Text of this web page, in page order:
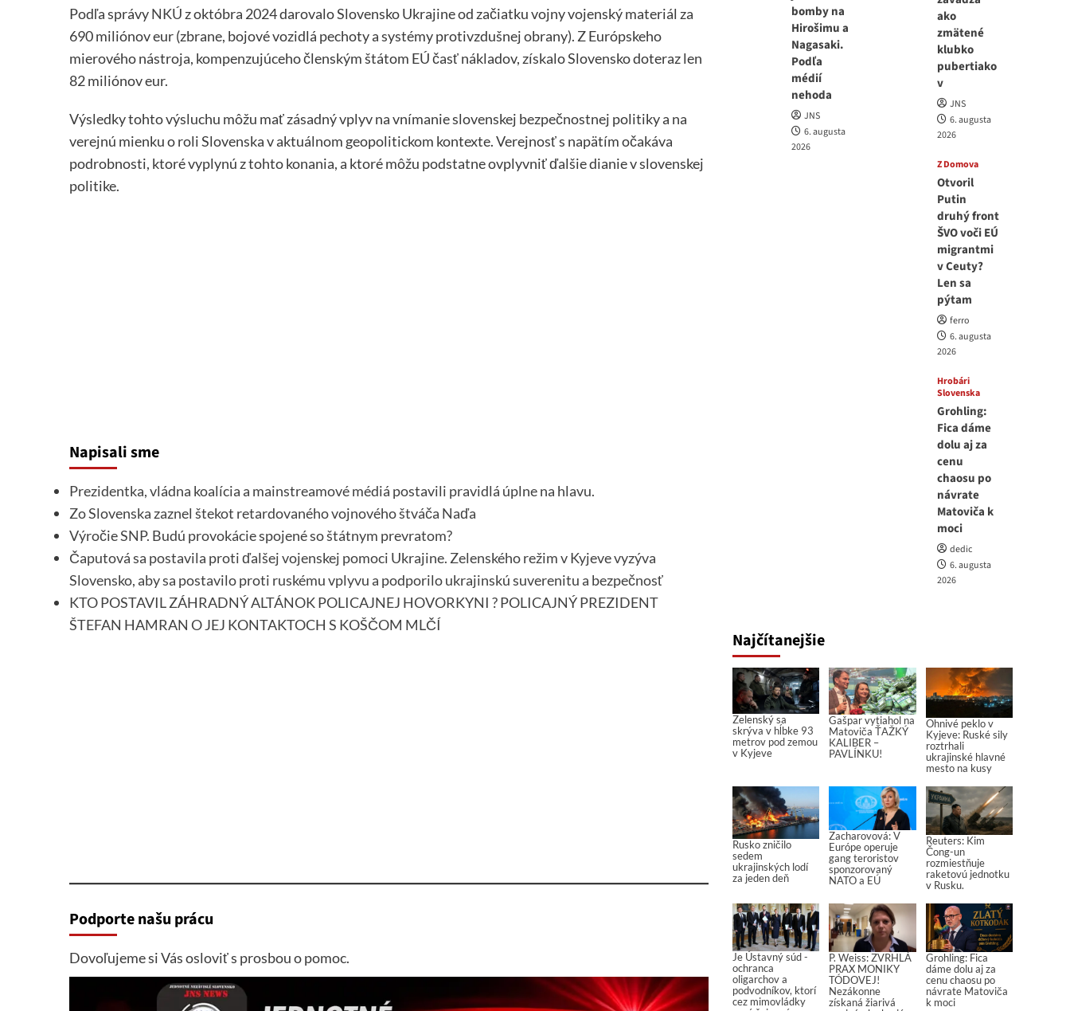
Podľa správyNKÚ z októbra 2024 darovalo Slovensko Ukrajine od začiatku vojny vojenský materiál za
690 miliónov eur (zbrane, bojové vozidlá pechoty a systémy protivzdušnej obrany). Z Európskeho
mierového nástroja, kompenzujúceho členským štátom EÚ časť nákladov, získalo Slovensko doteraz len
82 miliónov eur.
Výsledky tohto výsluchu môžu mať zásadný vplyv na vnímanie slovenskej bezpečnostnej politiky a na
verejnú mienku o roli Slovenska v aktuálnom geopolitickom kontexte. Verejnosť s napätím očakáva
podrobnosti, ktoré vyplynú z tohto konania, a ktoré môžu podstatne ovplyvniť ďalšie dianie v slovenskej
politike.
Napisali sme
Prezidentka, vládna koalícia a mainstreamové médiá postavili pravidlá úplne na hlavu.
Zo Slovenska zaznel štekot retardovaného vojnového štváča Naďa
Výročie SNP. Budú provokácie spojené so štátnym prevratom?
Čaputová sa postavila proti ďalšej vojenskej pomoci Ukrajine. Zelenského režim v Kyjeve vyzýva
Slovensko, aby sa postavilo proti ruskému vplyvu a podporilo ukrajinskú suverenitu a bezpečnosť
KTO POSTAVIL ZÁHRADNÝ ALTÁNOK POLICAJNEJ HOVORKYNI ? POLICAJNÝ PREZIDENT
ŠTEFAN HAMRAN O JEJ KONTAKTOCH S KOŠČOM MLČÍ
Podporte našu prácu
Dovoľujeme si Vás osloviť s prosbou o pomoc.
bomby na
Hirošimu a
Nagasaki.
Podľa
médií
nehoda
JNS
6. augusta
2026
ako
zmätené
klubko
pubertiako
v
JNS
6. augusta
2026
Z Domova
Otvoril
Putin
druhý front
ŠVO voči EÚ
migrantmi
v Ceuty?
Len sa
pýtam
ferro
6. augusta
2026
Hrobári
Slovenska
Grohling:
Fica dáme
dolu aj za
cenu
chaosu po
návrate
Matoviča k
moci
dedic
6. augusta
2026
Najčítanejšie
Zelenský sa
skrýva v hĺbke 93
metrov pod zemou
v Kyjeve
Gašpar vytiahol na
Matoviča ŤAŽKÝ
KALIBER –
PAVLÍNKU!
Ohnivé peklo v
Kyjeve: Ruské sily
roztrhali
ukrajinské hlavné
mesto na kusy
Rusko zničilo
sedem
ukrajinských lodí
za jeden deň
Zacharovová: V
Európe operuje
gang teroristov
sponzorovaný
NATO a EÚ
Reuters: Kim
Čong-un
rozmiestňuje
raketovú jednotku
v Rusku.
Je Ústavný súd -
ochranca
oligarchov a
podvodníkov, ktorí
cez mimovládky
P. Weiss: ZVRHLÁ
PRAX MONIKY
TÓDOVEJ!
Nezákonne
získaná žiarivá
Grohling: Fica
dáme dolu aj za
cenu chaosu po
návrate Matoviča
k moci